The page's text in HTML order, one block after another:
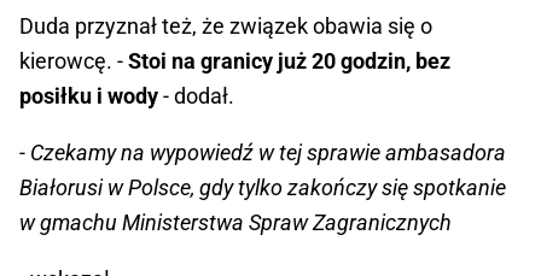
Duda przyznał też, że związek obawia się o
kierowcę. -Stoi na granicy już 20 godzin, bez
posiłku i wody- dodał.
- Czekamy na wypowiedź w tej sprawie ambasadora
Białorusi w Polsce, gdy tylko zakończy się spotkanie
w gmachu Ministerstwa Spraw Zagranicznych